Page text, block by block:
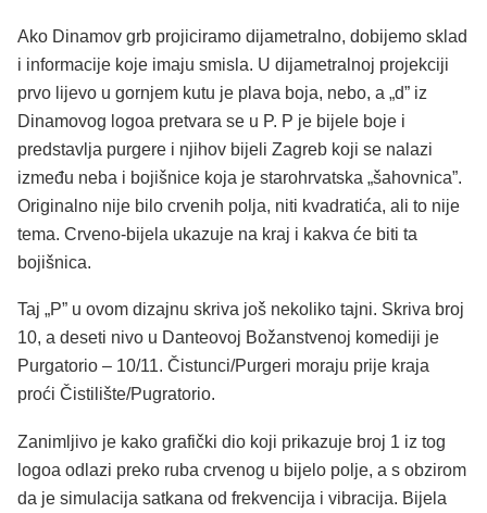
Ako Dinamov grb projiciramo dijametralno, dobijemo sklad
i informacije koje imaju smisla. U dijametralnoj projekciji
prvo lijevo u gornjem kutu je plava boja, nebo, a „d” iz
Dinamovog logoa pretvara se u P. P je bijele boje i
predstavlja purgere i njihov bijeli Zagreb koji se nalazi
između neba i bojišnice koja je starohrvatska „šahovnica”.
Originalno nije bilo crvenih polja, niti kvadratića, ali to nije
tema. Crveno-bijela ukazuje na kraj i kakva će biti ta
bojišnica.
Taj „P” u ovom dizajnu skriva još nekoliko tajni. Skriva broj
10, a deseti nivo u Danteovoj Božanstvenoj komediji je
Purgatorio – 10/11. Čistunci/Purgeri moraju prije kraja
proći Čistilište/Pugratorio.
Zanimljivo je kako grafički dio koji prikazuje broj 1 iz tog
logoa odlazi preko ruba crvenog u bijelo polje, a s obzirom
da je simulacija satkana od frekvencija i vibracija. Bijela